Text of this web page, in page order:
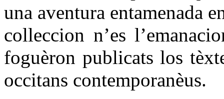
una aventura entamenada
colleccion n’es
foguèron publicats los
occitans contemporanèus.